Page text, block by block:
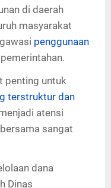
di daerah
masyarakat
penggunaan
penting untuk
terstruktur dan
atensi
sangat
dana
Dinas